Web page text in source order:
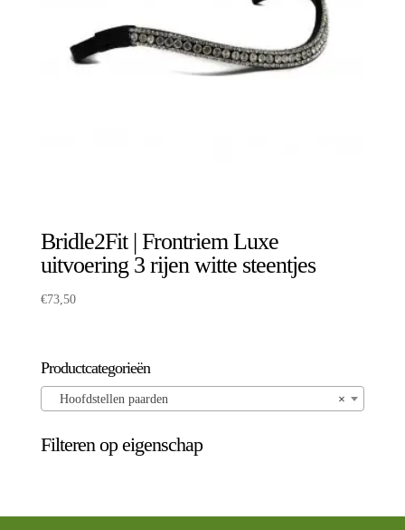
Bridle2Fit | Frontriem Luxe
uitvoering 3 rijen witte steentjes
€73,50
Productcategorieën
×
Hoofdstellen paarden
Filteren op eigenschap